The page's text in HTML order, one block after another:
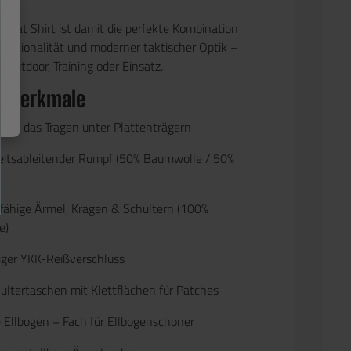
Shirt ist damit die perfekte Kombination
und moderner taktischer Optik –
Outdoor, Training oder Einsatz.
das Tragen unter Plattenträgern
Rumpf (50% Baumwolle / 50%
Ärmel, Kragen & Schultern (100%
YKK-Reißverschluss
mit Klettflächen für Patches
+ Fach für Ellbogenschoner